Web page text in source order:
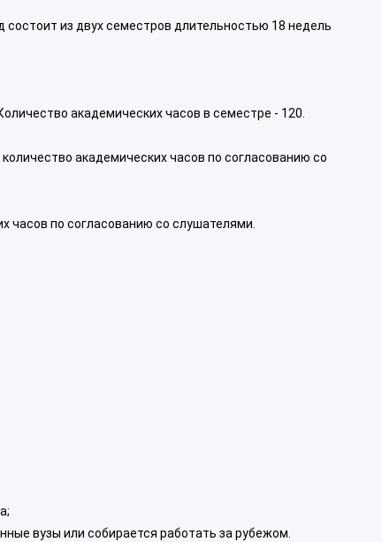
состоит из двух семестров длительностью 18 недель
академических часов в семестре - 120.
академических часов по согласованию со
часов по согласованию со слушателями.
вузы или собирается работать за рубежом.